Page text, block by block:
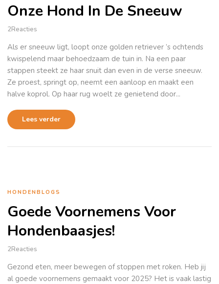
Onze Hond In De Sneeuw
2Reacties
Als er sneeuw ligt, loopt onze golden retriever ’s ochtends
kwispelend maar behoedzaam de tuin in. Na een paar
stappen steekt ze haar snuit dan even in de verse sneeuw.
Ze proest, springt op, neemt een aanloop en maakt een
halve koprol. Op haar rug woelt ze genietend door...
Lees verder
HONDENBLOGS
Goede Voornemens Voor
Hondenbaasjes!
2Reacties
Gezond eten, meer bewegen of stoppen met roken. Heb jij
al goede voornemens gemaakt voor 2025? Het is vaak lastig